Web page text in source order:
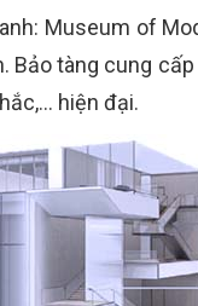
Museum of
Bảo tàng cung
hiện đại.